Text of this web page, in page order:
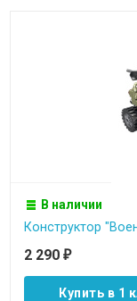
В наличии
Конструктор
2 290 ₽
Купить в 1